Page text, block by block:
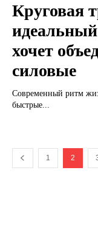
Круговая
хочет
силовые
Современный ритм
быстрые...
1 2